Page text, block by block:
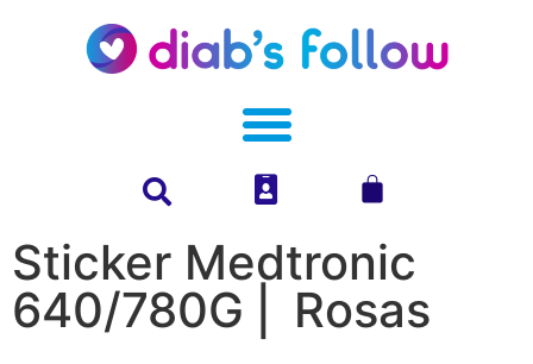
Sticker Medtronic
640/780G ⎜ Rosas